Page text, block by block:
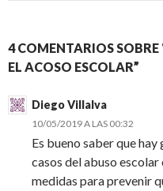
4 COMENTARIOS
EL ACOSO ESCOLAR”
Diego Villalva
10/05/2019 A LAS 00:32
Es bueno saber que
casos del abuso
medidas para prevenir